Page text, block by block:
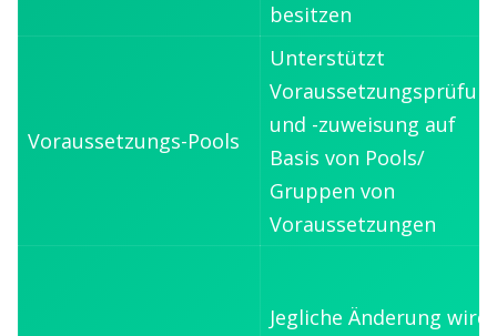
besitzen
Voraussetzungs-Pools
Unterstützt
und -zuweisung auf
Basis von Pools/
Gruppen von
Voraussetzungen
Jegliche Änderung wird